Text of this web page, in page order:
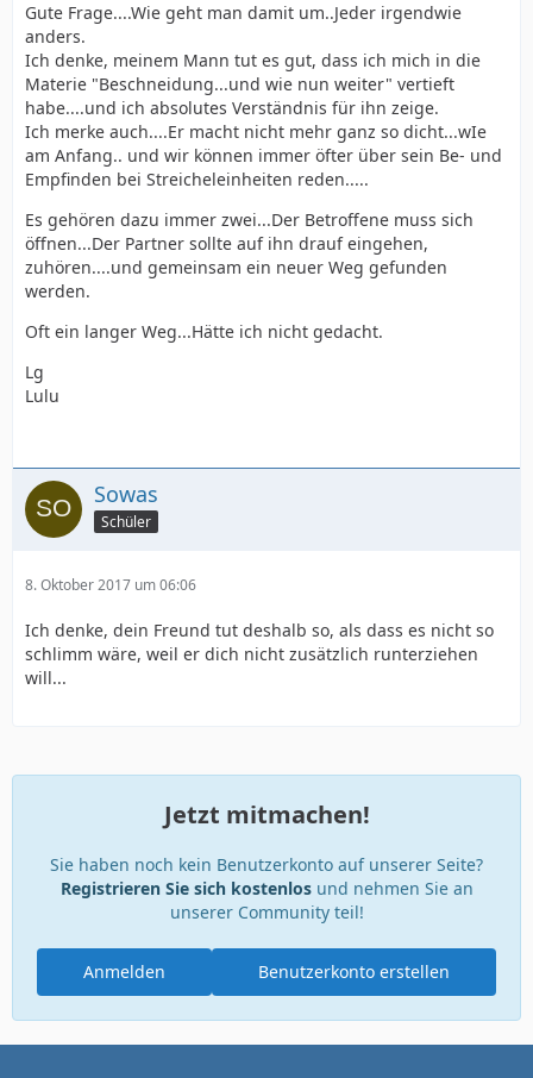
Gute Frage....Wie geht man damit um..Jeder irgendwie
anders.
Ich denke, meinem Mann tut es gut, dass ich mich in die
Materie "Beschneidung...und wie nun weiter" vertieft
habe....und ich absolutes Verständnis für ihn zeige.
Ich merke auch....Er macht nicht mehr ganz so dicht...wIe
am Anfang.. und wir können immer öfter über sein Be- und
Empfinden bei Streicheleinheiten reden.....
Es gehören dazu immer zwei...Der Betroffene muss sich
öffnen...Der Partner sollte auf ihn drauf eingehen,
zuhören....und gemeinsam ein neuer Weg gefunden
werden.
Oft ein langer Weg...Hätte ich nicht gedacht.
Lg
Lulu
Sowas
Schüler
8. Oktober 2017 um 06:06
Ich denke, dein Freund tut deshalb so, als dass es nicht so
schlimm wäre, weil er dich nicht zusätzlich runterziehen
will...
Jetzt mitmachen!
Sie haben noch kein Benutzerkonto auf unserer Seite?
Registrieren Sie sich kostenlosund nehmen Sie an
unserer Community teil!
Benutzerkonto erstellen
Anmelden